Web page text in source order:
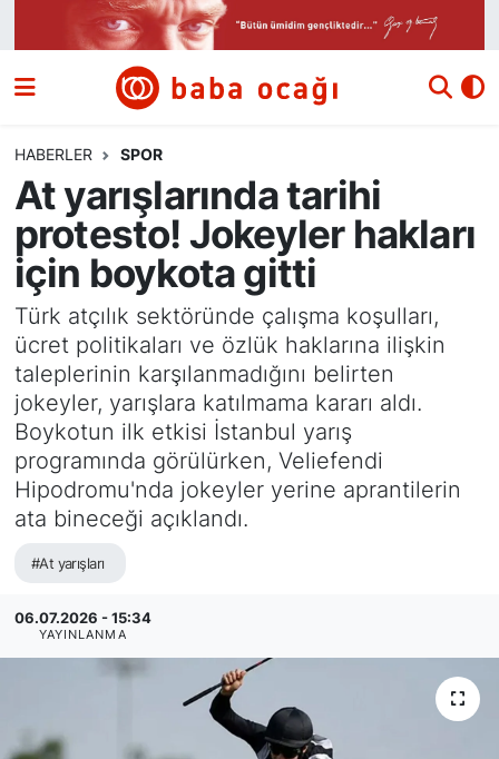
HABERLER SPOR
At yarışlarında tarihi
protesto! Jokeyler hakları
için boykota gitti
Türk atçılık sektöründe çalışma koşulları,
ücret politikaları ve özlük haklarına ilişkin
taleplerinin karşılanmadığını belirten
jokeyler, yarışlara katılmama kararı aldı.
Boykotun ilk etkisi İstanbul yarış
programında görülürken, Veliefendi
Hipodromu'nda jokeyler yerine aprantilerin
ata bineceği açıklandı.
#At yarışları
06.07.2026 - 15:34
YAYINLANMA
Siyaset
Ekonomi
Dünya
Kültür ve Sanat
Eğitim
Bilim ve Teknoloji
Yazı Dizisi
Nöbetçi Eczaneler
Namaz Vakitleri
Trafik Durumu
Süper Lig Puan Durumu ve Fikstür
Tüm Manşetler
Son Dakika Haberleri
Haber Arşivi